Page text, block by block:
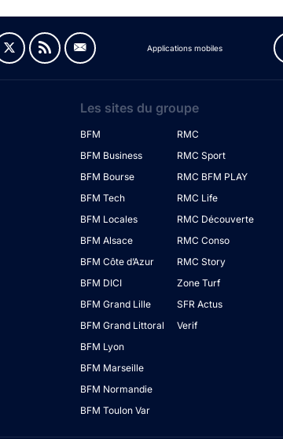
Applications mobiles
Les sites du groupe
BFM
BFM Business
BFM Bourse
BFM Tech
BFM Locales
BFM Alsace
BFM Côte d’Azur
BFM DICI
BFM Grand Lille
BFM Grand Littoral
BFM Lyon
BFM Marseille
BFM Normandie
BFM Toulon Var
RMC
RMC Sport
RMC BFM PLAY
RMC Life
RMC Découverte
RMC Conso
RMC Story
Zone Turf
SFR Actus
Verif